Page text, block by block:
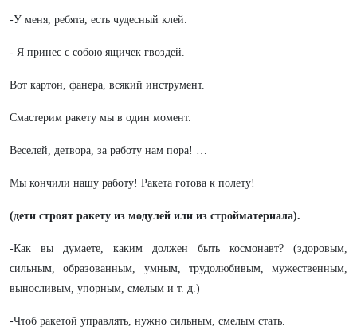
-У меня, ребята, есть чудесный клей.
- Я принес с собою ящичек гвоздей.
Вот картон, фанера, всякий инструмент.
Смастерим ракету мы в один момент.
Веселей, детвора, за работу нам пора! …
Мы кончили нашу работу! Ракета готова к полету!
(дети строят ракету из модулей или из стройматериала).
-Как вы думаете, каким должен быть космонавт? (здоровым,
сильным, образованным, умным, трудолюбивым, мужественным,
выносливым, упорным, смелым и т. д.)
-Чтоб ракетой управлять, нужно сильным, смелым стать.